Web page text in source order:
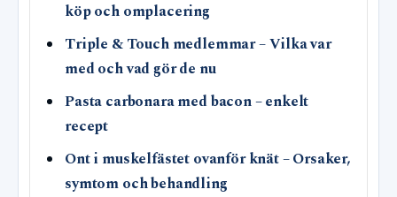
köp och omplacering
Triple & Touch medlemmar – Vilka var
med och vad gör de nu
Pasta carbonara med bacon – enkelt
recept
Ont i muskelfästet ovanför knät – Orsaker,
symtom och behandling